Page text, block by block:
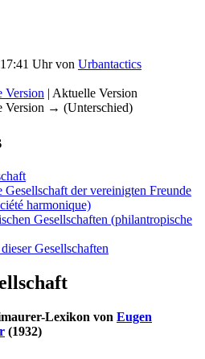
Uhr von Urbantactics
Version | Aktuelle Version
Version → (Unterschied)
Gesellschaft der vereinigten Freunde
harmonique)
Gesellschaften (philantropische
Gesellschaften
Lexikon von Eugen
(1932)